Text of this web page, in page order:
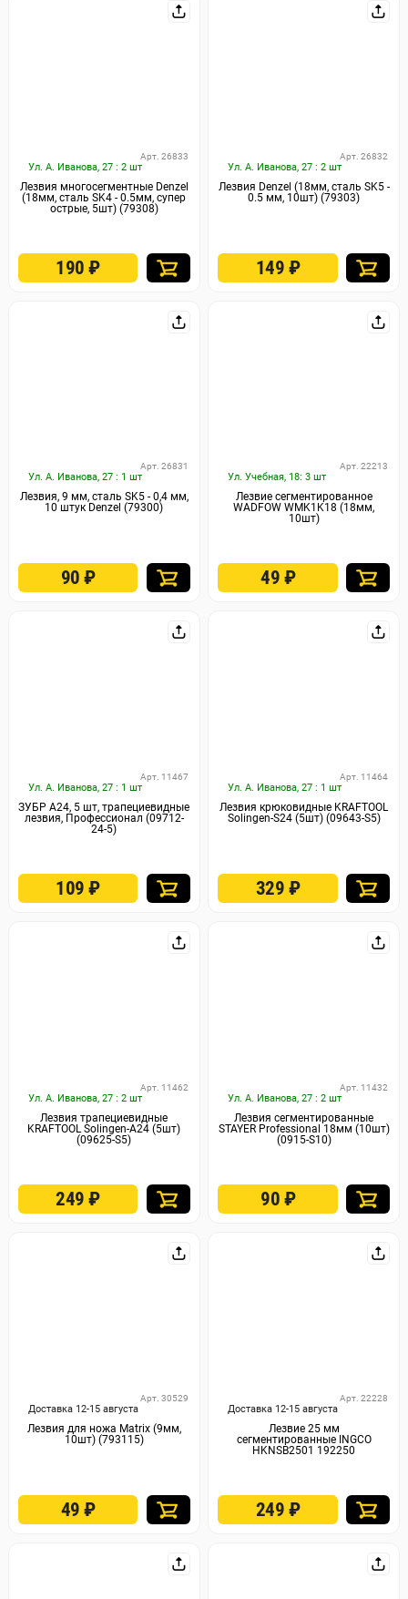
Ул. А. Иванова, 27 : 2 шт
Арт. 26833
Лезвия многосегментные Denzel
(18мм, сталь SK4 - 0.5мм, супер
острые, 5шт) (79308)
190₽
Ул. А. Иванова, 27 : 2 шт
Арт. 26832
Лезвия Denzel (18мм, сталь SK5 -
0.5 мм, 10шт) (79303)
149 ₽
Ул. А. Иванова, 27 : 1 шт
Арт. 26831
Лезвия, 9 мм, сталь SK5 - 0,4 мм,
10 штук Denzel (79300)
90₽
Ул. Учебная, 18: 3 шт
Арт. 22213
Лезвие сегментированное
WADFOW WMK1K18 (18мм,
10шт)
49 ₽
Ул. А. Иванова, 27 : 1 шт
Арт. 11467
ЗУБР А24, 5 шт, трапециевидные
лезвия, Профессионал (09712-
24-5)
109₽
Ул. А. Иванова, 27 : 1 шт
Арт. 11464
Лезвия крюковидные KRAFTOOL
Solingen-S24 (5шт) (09643-S5)
329 ₽
Ул. А. Иванова, 27 : 2 шт
Арт. 11462
Лезвия трапециевидные
KRAFTOOL Solingen-А24 (5шт)
(09625-S5)
249₽
Ул. А. Иванова, 27 : 2 шт
Арт. 11432
Лезвия сегментированные
STAYER Professional 18мм (10шт)
(0915-S10)
90 ₽
Доставка 12-15 августа
Арт. 30529
Лезвия для ножа Matrix (9мм,
10шт) (793115)
49₽
Доставка 12-15 августа
Арт. 22228
Лезвие 25 мм
сегментированные INGCO
HKNSB2501 192250
249 ₽